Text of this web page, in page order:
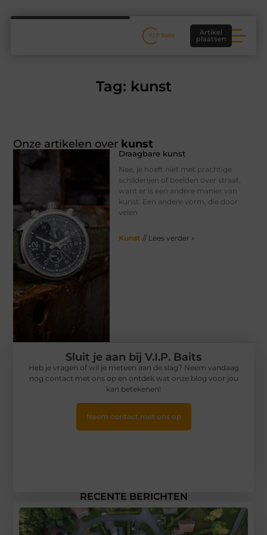
Artikel
plaatsen
Tag: kunst
Onze artikelen over kunst
Draagbare kunst
Nee, je hoeft niet met prachtige
schilderijen of beelden over straat,
want er is een andere manier van
kunst. Een andere vorm, die door
velen
Kunst // Lees verder »
RECENTE BERICHTEN
Sluit je aan bij V.I.P. Baits
Heb je vragen of wil je meteen aan de slag? Neem vandaag
nog contact met ons op en ontdek wat onze blog voor jou
kan betekenen!
Neem contact met ons op